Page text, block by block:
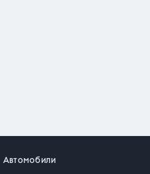
Автомобили